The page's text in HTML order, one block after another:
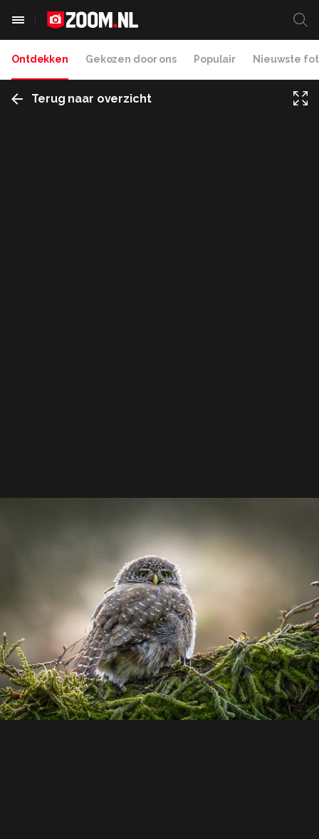
Ontdekken Gekozen door ons Populair Nieuwste
Terug naar overzicht